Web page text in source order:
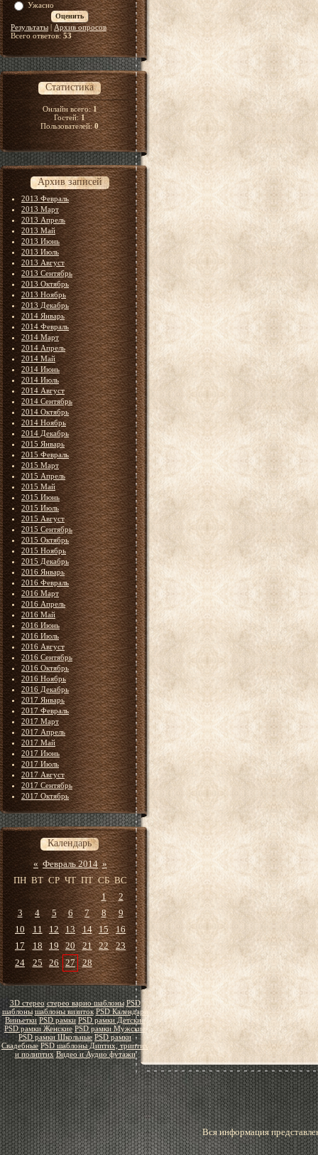
Ужасно
Результаты| Архив опросов
Всего ответов:53
Статистика
Онлайн всего:1
Гостей:1
Пользователей:0
Архив записей
2013 Февраль
2013 Март
2013 Апрель
2013 Май
2013 Июнь
2013 Июль
2013 Август
2013 Сентябрь
2013 Октябрь
2013 Ноябрь
2013 Декабрь
2014 Январь
2014 Февраль
2014 Март
2014 Апрель
2014 Май
2014 Июнь
2014 Июль
2014 Август
2014 Сентябрь
2014 Октябрь
2014 Ноябрь
2014 Декабрь
2015 Январь
2015 Февраль
2015 Март
2015 Апрель
2015 Май
2015 Июнь
2015 Июль
2015 Август
2015 Сентябрь
2015 Октябрь
2015 Ноябрь
2015 Декабрь
2016 Январь
2016 Февраль
2016 Март
2016 Апрель
2016 Май
2016 Июнь
2016 Июль
2016 Август
2016 Сентябрь
2016 Октябрь
2016 Ноябрь
2016 Декабрь
2017 Январь
2017 Февраль
2017 Март
2017 Апрель
2017 Май
2017 Июнь
2017 Июль
2017 Август
2017 Сентябрь
2017 Октябрь
Календарь
« Февраль 2014 »
ПН ВТ СР ЧТ ПТ СБ ВС
1
2
3
4 5 6 7 8
9
10
11 12 13 14 15
16
17
18 19 20 21 22
23
24
25 26 27 28
3D стерео стерео варио шаблоны PSD
шаблоны шаблоны визиток PSD Календари
Виньетки PSD рамки PSD рамки Детские
PSD рамки Женские PSD рамки Мужские
PSD рамки Школьные PSD рамки
Свадебные PSD шаблоны Диптих, триптих
и полиптих Видео и Аудио футажи
Вся информация